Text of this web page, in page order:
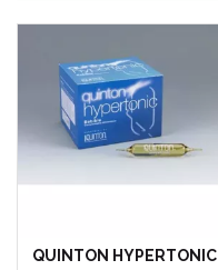
QUINTON HYPERTONIC